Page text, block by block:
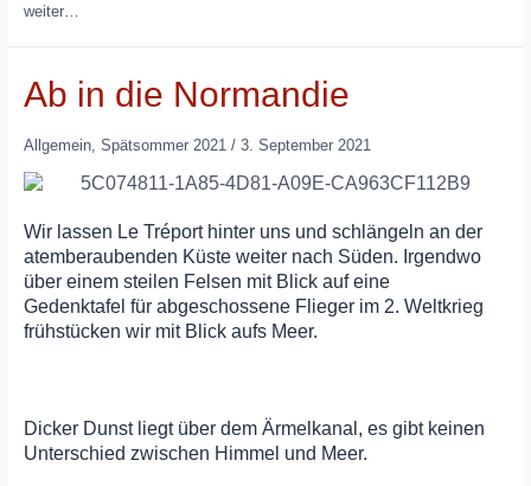
weiter…
Ab in die Normandie
Allgemein, Spätsommer 2021/ 3. September 2021
Wir lassen Le Tréport hinter uns und schlängeln an der
atemberaubenden Küste weiter nach Süden. Irgendwo
über einem steilen Felsen mit Blick auf eine
Gedenktafel für abgeschossene Flieger im 2. Weltkrieg
frühstücken wir mit Blick aufs Meer.
Dicker Dunst liegt über dem Ärmelkanal, es gibt keinen
Unterschied zwischen Himmel und Meer.